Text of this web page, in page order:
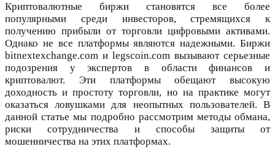
Криптовалютные биржи становятся все более
популярными среди инвесторов, стремящихся к
получению прибыли от торговли цифровыми активами.
Однако не все платформы являются надежными. Биржи
bitnextexchange.com и legscoin.com вызывают серьезные
подозрения у экспертов в области финансов и
криптовалют. Эти платформы обещают высокую
доходность и простоту торговли, но на практике могут
оказаться ловушками для неопытных пользователей. В
данной статье мы подробно рассмотрим методы обмана,
риски сотрудничества и способы защиты от
мошенничества на этих платформах.